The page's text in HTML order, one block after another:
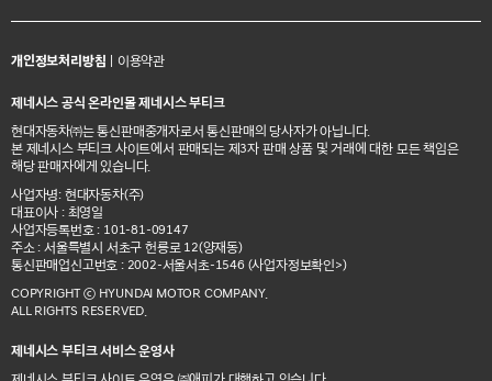
개인정보처리방침 이용약관
제네시스 공식 온라인몰 제네시스 부티크
현대자동차㈜는 통신판매중개자로서 통신판매의 당사자가 아닙니다.
본 제네시스 부티크 사이트에서 판매되는 제3자 판매 상품 및 거래에 대한 모든 책임은
해당 판매자에게 있습니다.
사업자명: 현대자동차(주)
대표이사 : 최영일
사업자등록번호 : 101-81-09147
주소 : 서울특별시 서초구 헌릉로 12(양재동)
통신판매업신고번호 : 2002-서울서초-1546 (사업자정보확인>)
COPYRIGHT ⓒ HYUNDAI MOTOR COMPANY.
ALL RIGHTS RESERVED.
제네시스 부티크 서비스 운영사